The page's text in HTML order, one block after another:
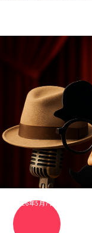
2026年5月7日